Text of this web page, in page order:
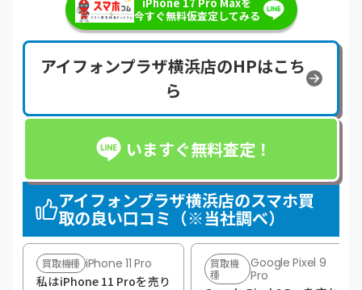
今すぐ無料仮査定してみる
アイフォンプラザ横浜店のHPはこち
ら
いますぐ無料査定！
アイフォンプラザ横浜店のスマホ買
取の良い口コミ（※当社調べ）
買取機種 iPhone 11 Pro
私はiPhone 11 Proを売り
買取機
種
Google Pixel 9
Pro